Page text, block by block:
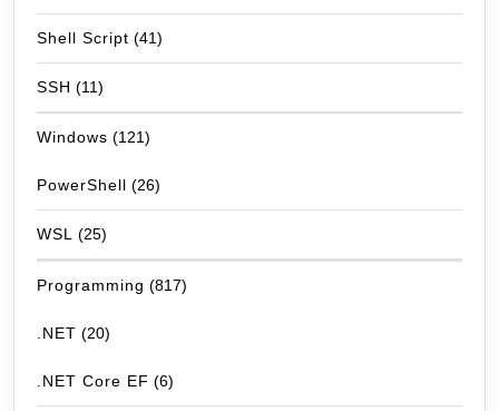
Shell Script (41)
SSH (11)
Windows (121)
PowerShell (26)
WSL (25)
Programming (817)
.NET (20)
.NET Core EF (6)